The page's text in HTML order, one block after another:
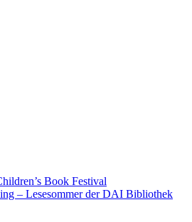
Book Festival
– Lesesommer der DAI Bibliothek